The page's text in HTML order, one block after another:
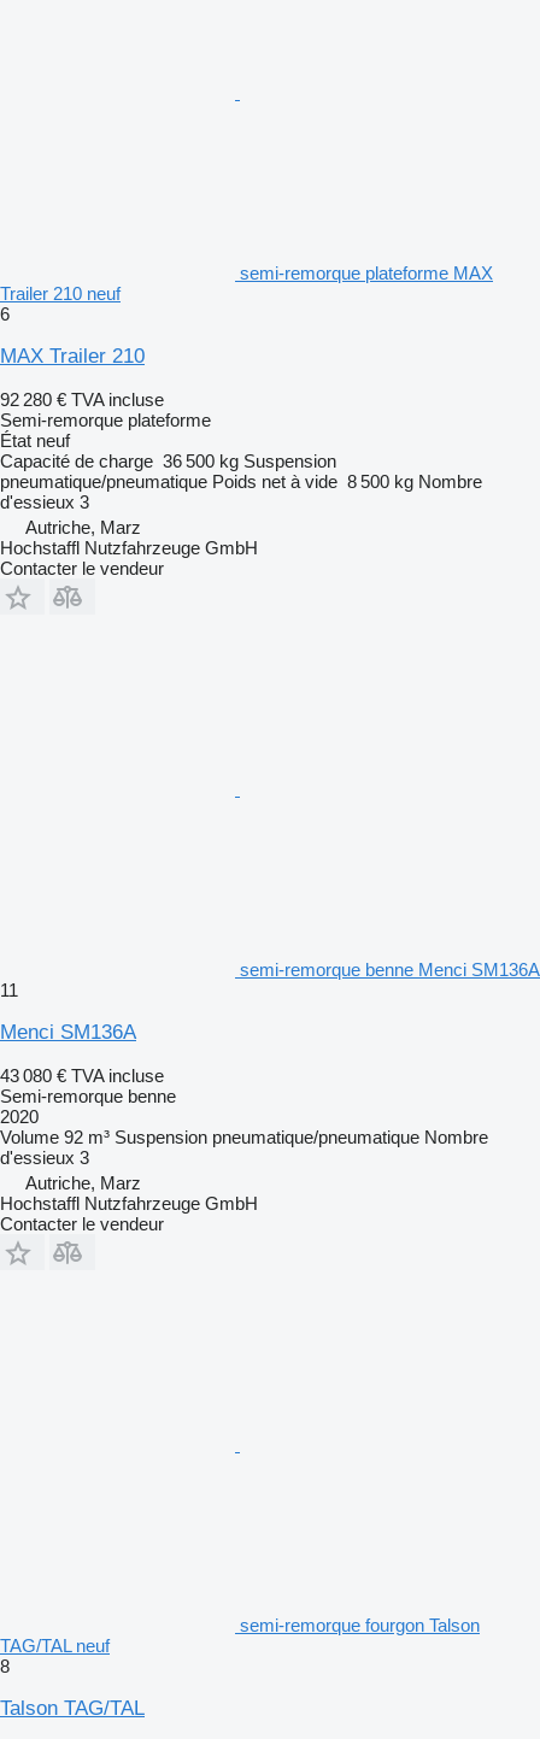
semi-remorque plateforme MAX
Trailer 210 neuf
6
MAX Trailer 210
92 280 € TVA incluse
Semi-remorque plateforme
État neuf
Capacité de charge 36 500 kg Suspension
pneumatique/pneumatique Poids net à vide 8 500 kg Nombre
d'essieux 3
Autriche, Marz
Hochstaffl Nutzfahrzeuge GmbH
Contacter le vendeur
semi-remorque benne Menci SM136A
11
Menci SM136A
43 080 € TVA incluse
Semi-remorque benne
2020
Volume 92 m³ Suspension pneumatique/pneumatique Nombre
d'essieux 3
Autriche, Marz
Hochstaffl Nutzfahrzeuge GmbH
Contacter le vendeur
semi-remorque fourgon Talson
TAG/TAL neuf
8
Talson TAG/TAL